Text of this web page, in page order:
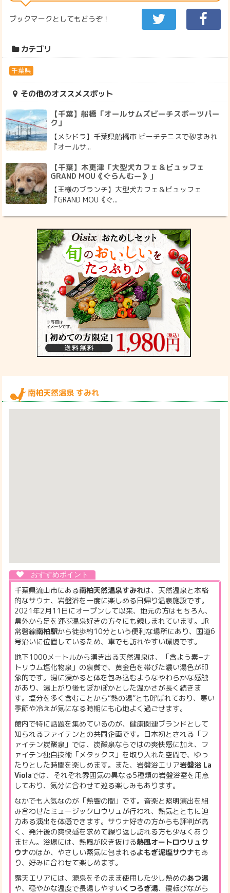
ブックマークとしてもどうぞ！
カテゴリ
千葉県
その他のオススメスポット
【千葉】船橋「オールサムズビーチスポーツパー
ク」
【メシドラ】千葉県船橋市 ビーチテニスで砂まみれ
『オールサ...
【千葉】木更津「大型犬カフェ＆ビュッフェ
GRAND MOU《ぐらんむー》」
【王様のブランチ】大型犬カフェ＆ビュッフェ
『GRAND MOU《ぐ...
南柏天然温泉 すみれ
千葉県流山市にある南柏天然温泉すみれは、天然温泉と本格
的なサウナ、岩盤浴を一度に楽しめる日帰り温泉施設です。
2021年2月11日にオープンして以来、地元の方はもちろん、
県外から足を運ぶ温泉好きの方々にも親しまれています。JR
常磐線南柏駅から徒歩約10分という便利な場所にあり、国道6
号沿いに位置しているため、車でも訪れやすい環境です。
地下1000メートルから湧き出る天然温泉は、「含よう素−ナ
トリウム塩化物泉」の泉質で、黄金色を帯びた濃い湯色が印
象的です。湯に浸かると体を包み込むようなやわらかな感触
があり、湯上がり後もぽかぽかとした温かさが長く続きま
す。塩分を多く含むことから“熱の湯”とも呼ばれており、寒い
季節や冷えが気になる時期にも心地よく過ごせます。
館内で特に話題を集めているのが、健康関連ブランドとして
知られるファイテンとの共同企画です。日本初とされる「フ
ァイテン炭酸泉」では、炭酸泉ならではの爽快感に加え、フ
ァイテン独自技術「メタックス」を取り入れた空間で、ゆっ
たりとした時間を楽しめます。また、岩盤浴エリア岩盤浴 La
Violaでは、それぞれ雰囲気の異なる5種類の岩盤浴室を用意
しており、気分に合わせて巡る楽しみもあります。
なかでも人気なのが「熱響の間」です。音楽と照明演出を組
み合わせたミュージックロウリュが行われ、熱気とともに迫
力ある演出を体感できます。サウナ好きの方からも評判が高
く、発汗後の爽快感を求めて繰り返し訪れる方も少なくあり
ません。浴場には、熱風が吹き抜ける熱風オートロウリュサ
ウナのほか、やさしい蒸気に包まれるよもぎ泥塩サウナもあ
り、好みに合わせて楽しめます。
露天エリアには、源泉をそのまま使用した少し熱めのあつ湯
や、穏やかな温度で長湯しやすいくつろぎ湯、寝転びながら